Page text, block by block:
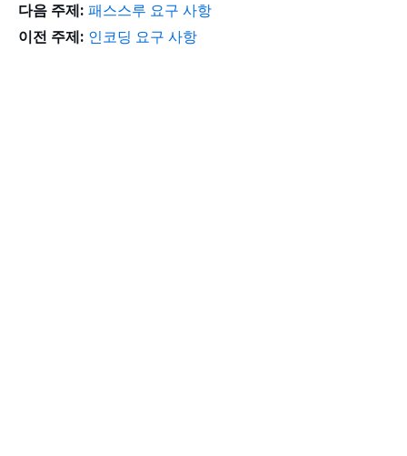
다음 주제: 패스스루 요구 사항
이전 주제: 인코딩 요구 사항